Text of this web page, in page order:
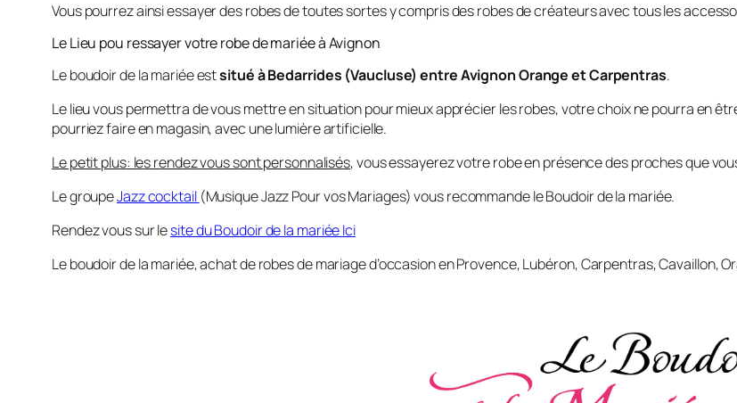
Vous pourrez ainsi essayer des robes de toutes sortes y compris des robes de créateurs avec tous les
Le Lieu pou ressayer votre robe de mariée à Avignon
Le boudoir de la mariée estsitué à Bedarrides (Vaucluse) entre Avignon Orange et Carpentras.
Le lieu vous permettra de vous mettre en situation pour mieux apprécier les robes, votre choix ne pourra en
pourriez faire en magasin, avec une lumière artificielle.
Le petit plus: les rendez vous sont personnalisés, vous essayerez votre robe en présence des proches que
Le groupeJazz cocktail (Musique Jazz Pour vos Mariages) vous recommande le Boudoir de la mariée.
Rendez vous sur lesite du Boudoir de la mariée Ici
Le boudoir de la mariée, achat de robes de mariage d’occasion en Provence, Lubéron, Carpentras, Cavaillon,